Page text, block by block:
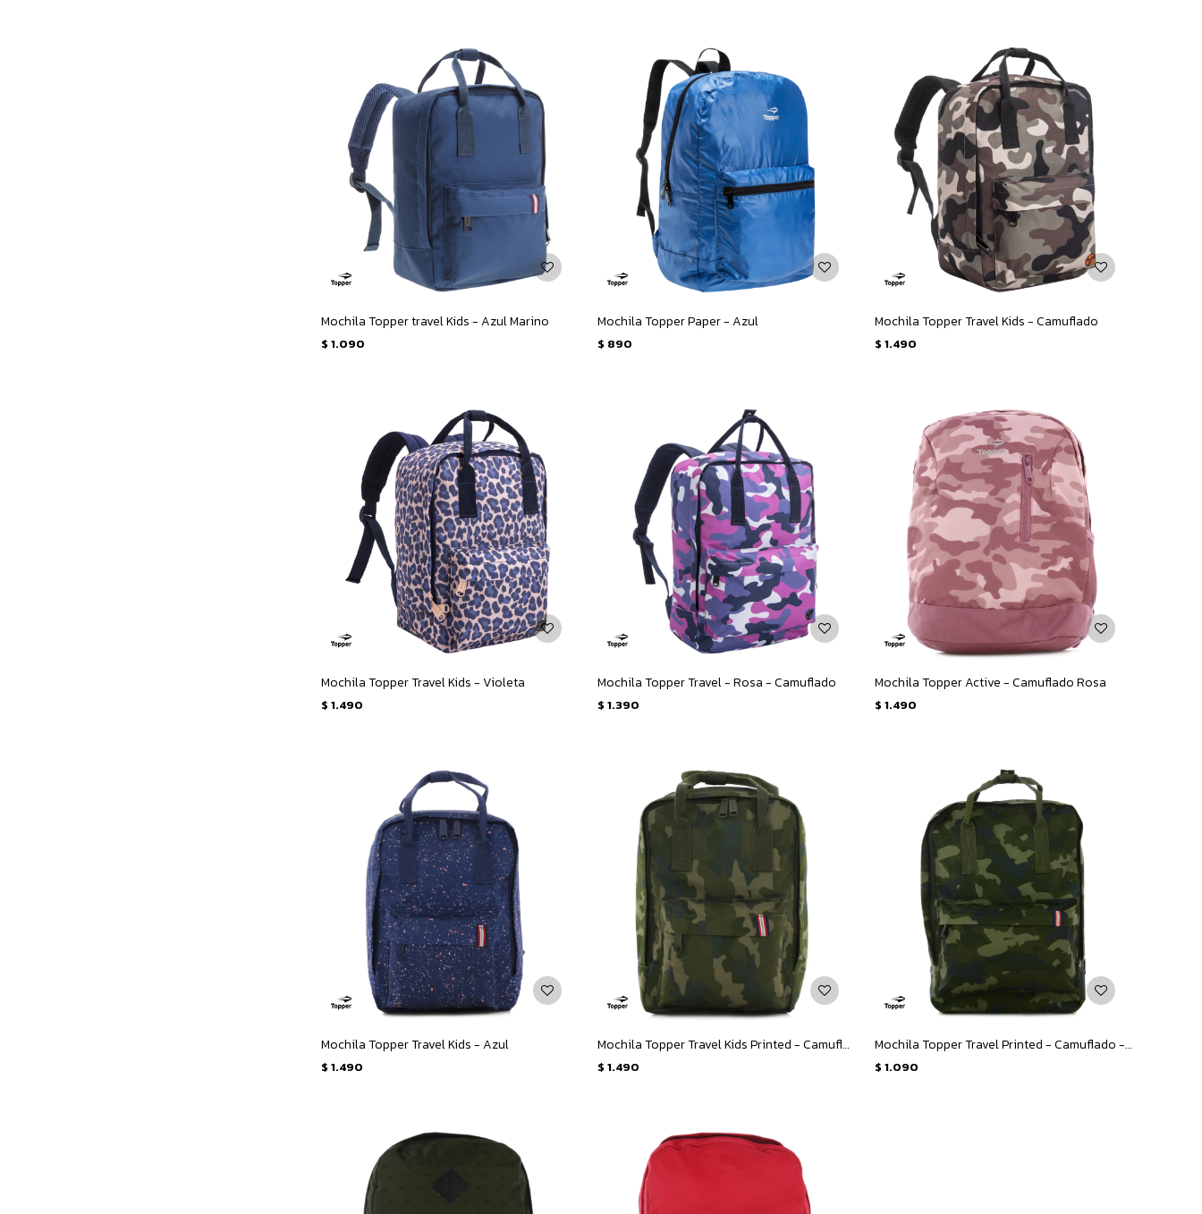
Mochila Topper travel Kids - Azul Marino
$ 1.090
Mochila Topper Paper - Azul
$ 890
Mochila Topper Travel Kids - Camuflado
$ 1.490
Mochila Topper Travel Kids - Violeta
$ 1.490
Mochila Topper Travel - Rosa - Camuflado
$ 1.390
Mochila Topper Active - Camuflado Rosa
$ 1.490
Mochila Topper Travel Kids - Azul
$ 1.490
Mochila Topper Travel Kids Printed - Camuflado - Verde
$ 1.490
Mochila Topper Travel Printed - Camuflado - Verde
$ 1.090